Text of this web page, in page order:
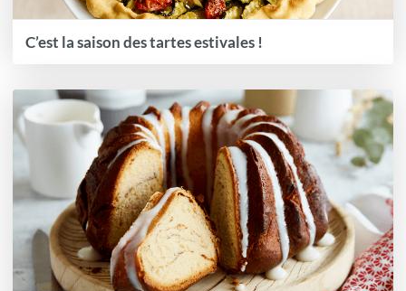
C’est la saison des tartes estivales !